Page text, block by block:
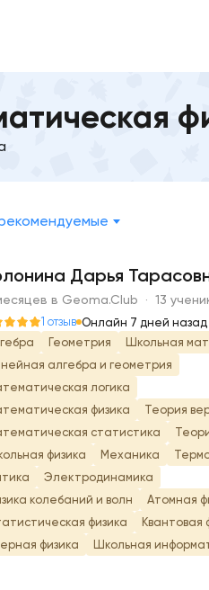
Дарья
в Geoma.Club · 13
1 отзыв Онлайн 7 дней назад
Геометрия
Школьная
алгебра и геометрия
логика
физика
Теория
статистика
физика
Механика
Электродинамика
колебаний и волн
Атомная
физика
Квантовая
физика
Школьная